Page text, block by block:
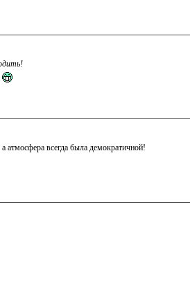
атмосфера всегда была демократичной!